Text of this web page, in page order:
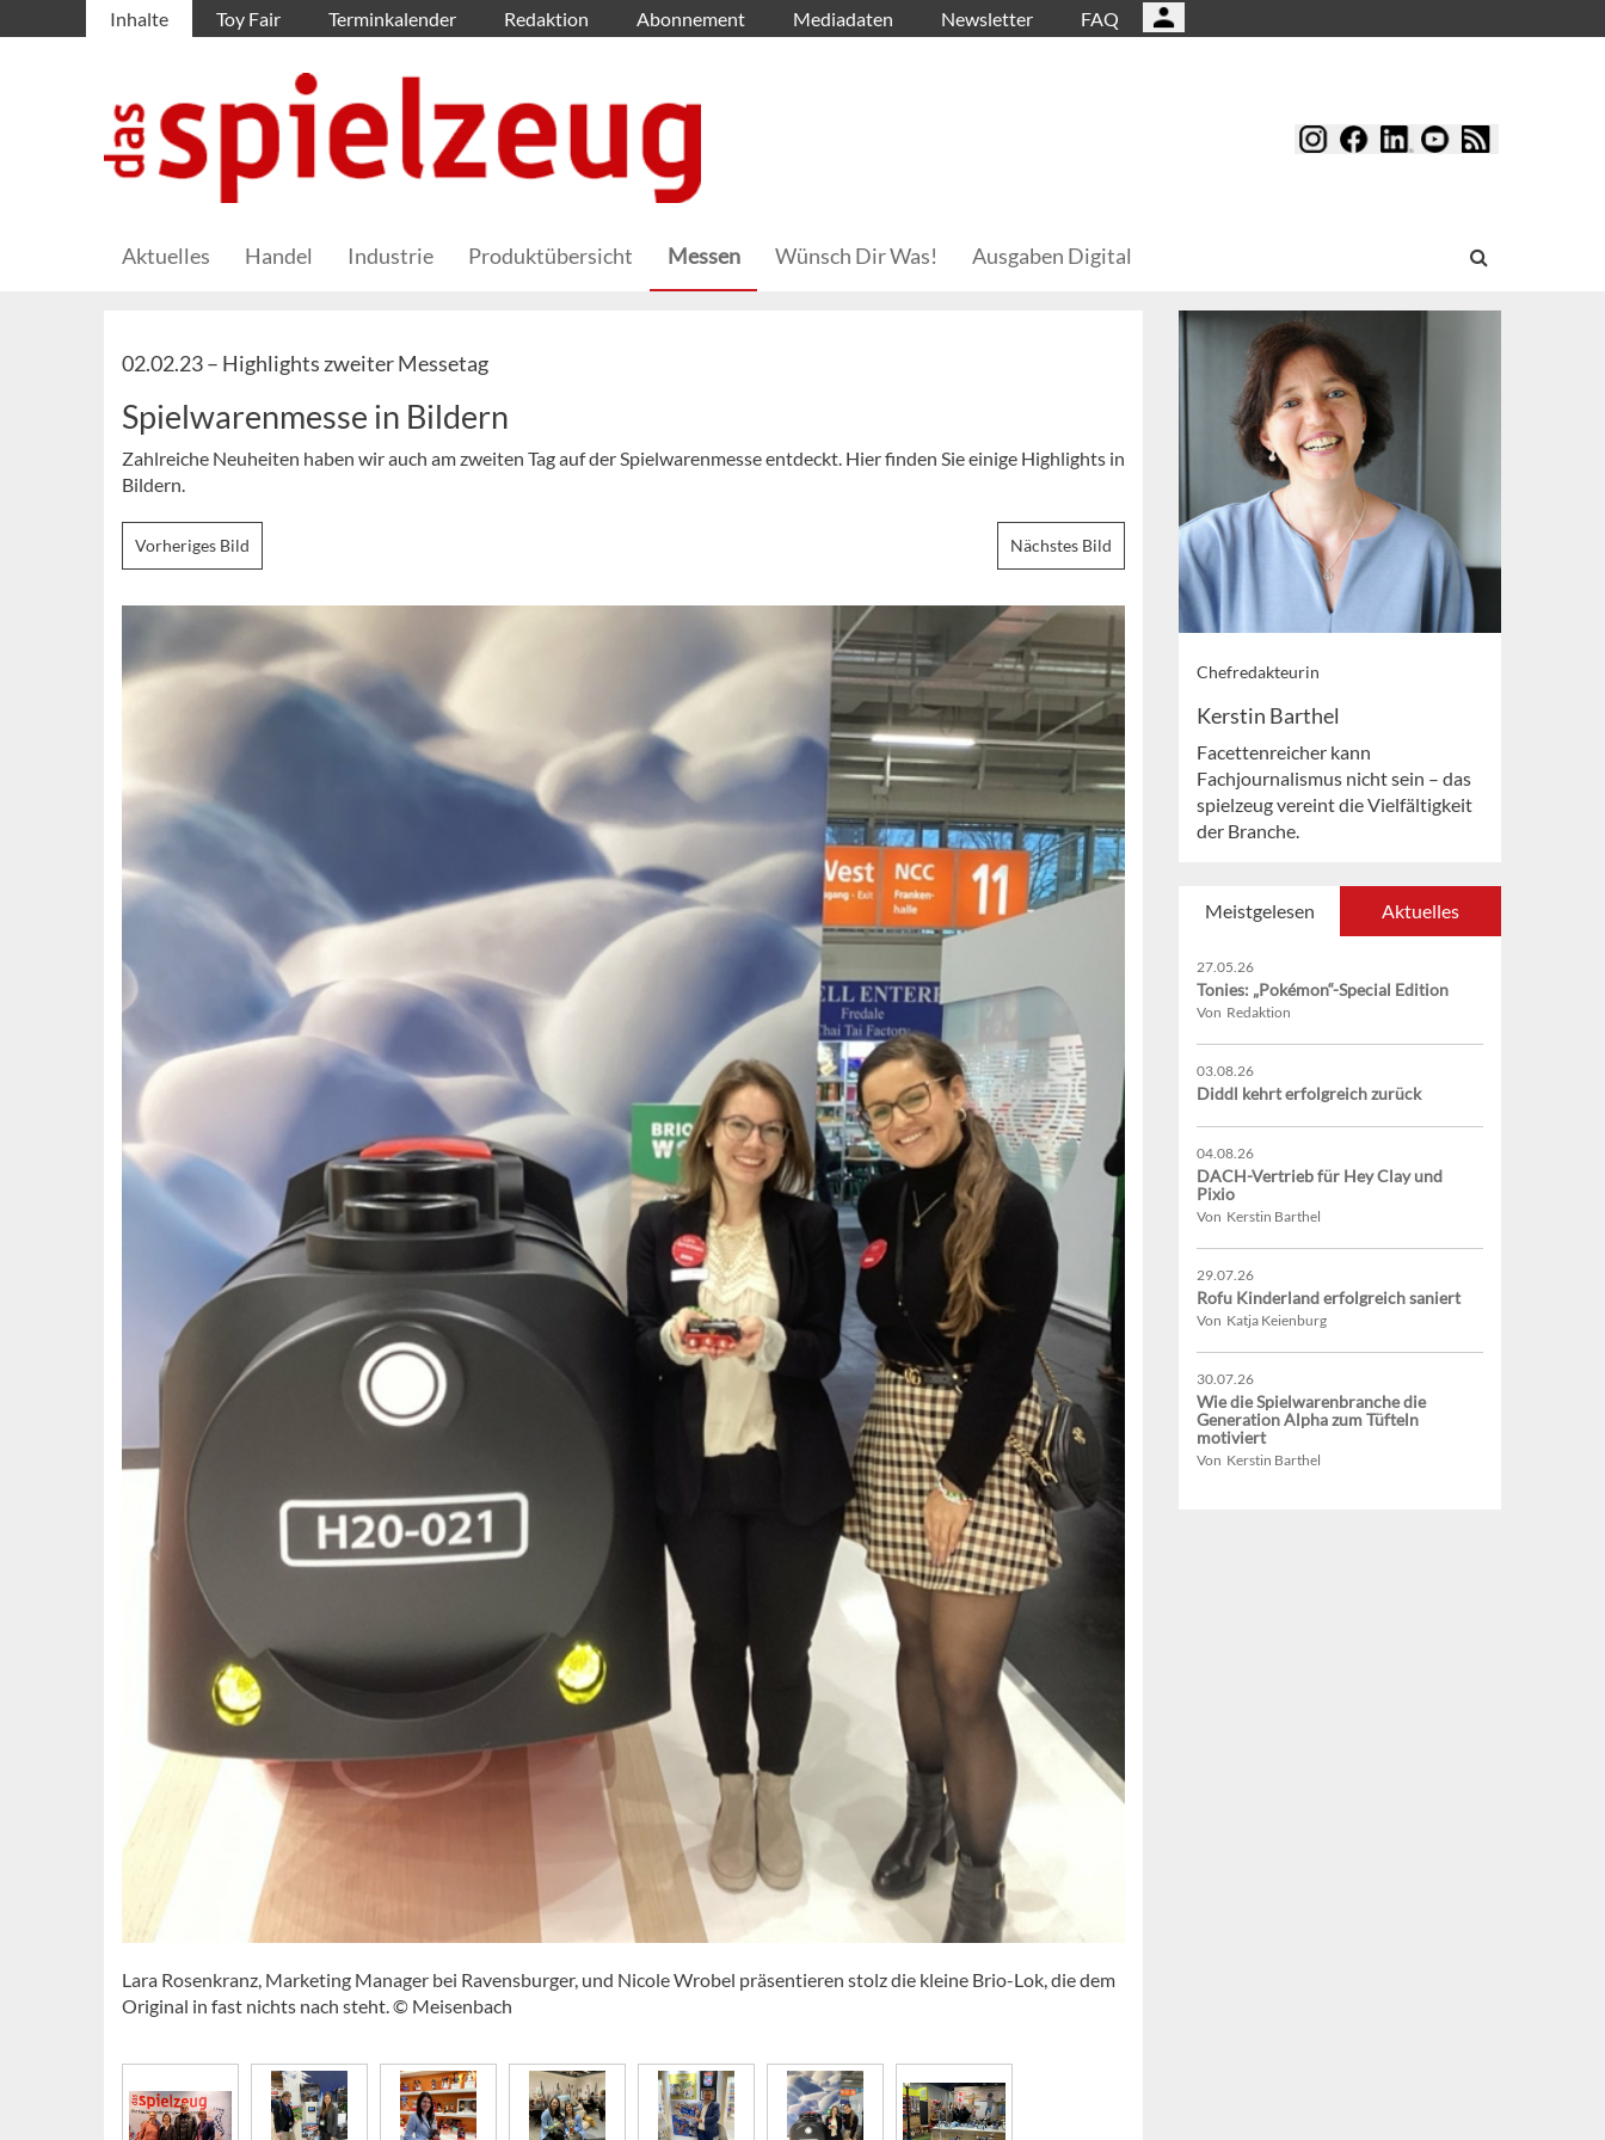
Inhalte Toy Fair Terminkalender Redaktion Abonnement Mediadaten Newsletter FAQ
Aktuelles Handel Industrie Produktübersicht Messen Wünsch Dir Was! Ausgaben Digital
02.02.23 – Highlights zweiter Messetag
Spielwarenmesse in Bildern
Zahlreiche Neuheiten haben wir auch am zweiten Tag auf der Spielwarenmesse entdeckt. Hier finden Sie einige Highlights in
Bildern.
Vorheriges Bild Nächstes Bild
Lara Rosenkranz, Marketing Manager bei Ravensburger, und Nicole Wrobel präsentieren stolz die kleine Brio-Lok, die dem
Original in fast nichts nach steht. © Meisenbach
Chefredakteurin
Kerstin Barthel
Facettenreicher kann
Fachjournalismus nicht sein – das
spielzeug vereint die Vielfältigkeit
der Branche.
Meistgelesen Aktuelles
27.05.26
Tonies: „Pokémon“-Special Edition
Von Redaktion
03.08.26
Diddl kehrt erfolgreich zurück
04.08.26
DACH-Vertrieb für Hey Clay und
Pixio
Von Kerstin Barthel
29.07.26
Rofu Kinderland erfolgreich saniert
Von Katja Keienburg
30.07.26
Wie die Spielwarenbranche die
Generation Alpha zum Tüfteln
motiviert
Von Kerstin Barthel